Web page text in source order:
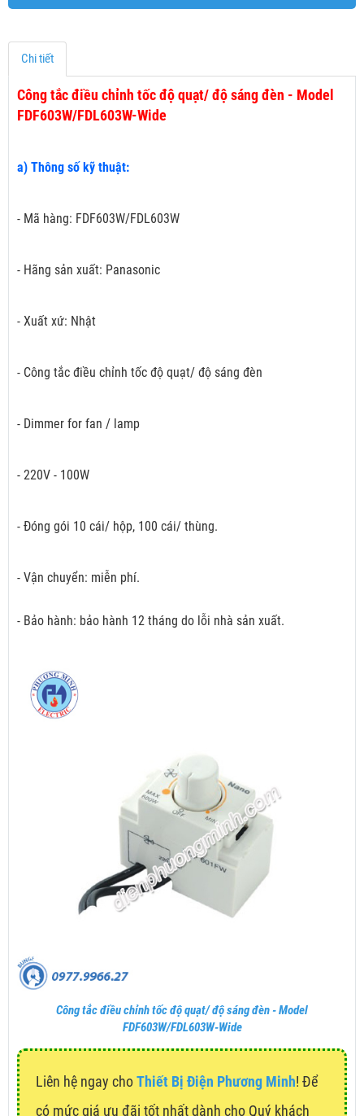
Chi tiết
Công tắc điều chỉnh tốc độ quạt/ độ sáng đèn - Model
FDF603W/FDL603W-Wide
a) Thông số kỹ thuật:
- Mã hàng: FDF603W/FDL603W
- Hãng sản xuất: Panasonic
- Xuất xứ: Nhật
- Công tắc điều chỉnh tốc độ quạt/ độ sáng đèn
- Dimmer for fan / lamp
- 220V - 100W
- Đóng gói 10 cái/ hộp, 100 cái/ thùng.
- Vận chuyển: miễn phí.
- Bảo hành: bảo hành 12 tháng do lỗi nhà sản xuất.
Công tắc điều chỉnh tốc độ quạt/ độ sáng đèn - Model
FDF603W/FDL603W-Wide
Liên hệ ngay choThiết Bị Điện Phương Minh! Để
có mức giá ưu đãi tốt nhất dành cho Quý khách